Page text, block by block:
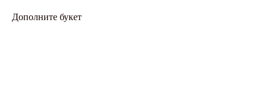
Дополните букет